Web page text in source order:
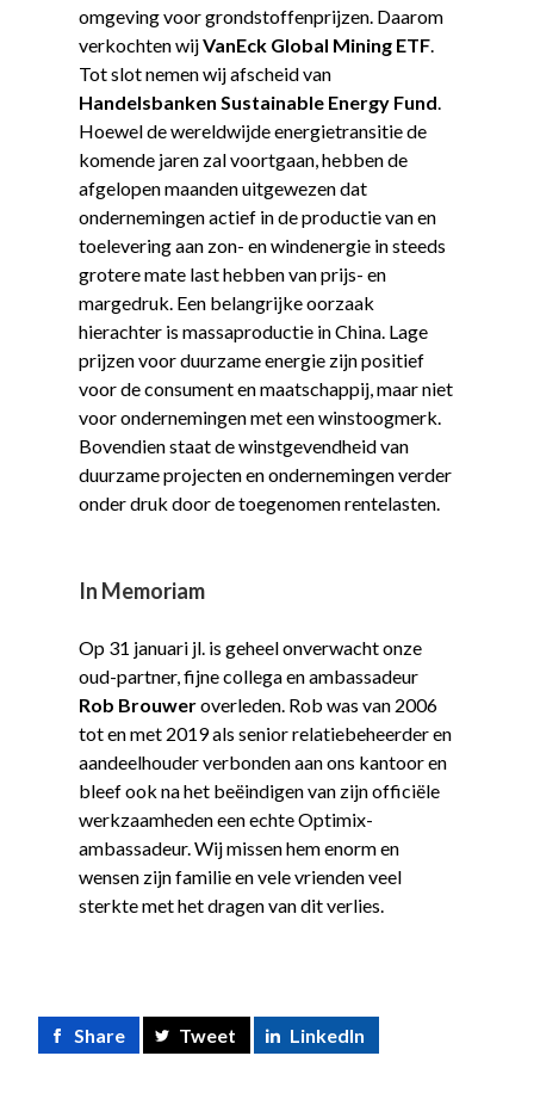
omgeving voor grondstoffenprijzen. Daarom
verkochten wijVanEck Global Mining ETF.
Tot slot nemen wij afscheid van
Handelsbanken Sustainable Energy Fund.
Hoewel de wereldwijde energietransitie de
komende jaren zal voortgaan, hebben de
afgelopen maanden uitgewezen dat
ondernemingen actief in de productie van en
toelevering aan zon- en windenergie in steeds
grotere mate last hebben van prijs- en
margedruk. Een belangrijke oorzaak
hierachter is massaproductie in China. Lage
prijzen voor duurzame energie zijn positief
voor de consument en maatschappij, maar niet
voor ondernemingen met een winstoogmerk.
Bovendien staat de winstgevendheid van
duurzame projecten en ondernemingen verder
onder druk door de toegenomen rentelasten.
In Memoriam
Op 31 januari jl. is geheel onverwacht onze
oud-partner, fijne collega en ambassadeur
Rob Brouweroverleden. Rob was van 2006
tot en met 2019 als senior relatiebeheerder en
aandeelhouder verbonden aan ons kantoor en
bleef ook na het beëindigen van zijn officiële
werkzaamheden een echte Optimix-
ambassadeur. Wij missen hem enorm en
wensen zijn familie en vele vrienden veel
sterkte met het dragen van dit verlies.
Share Tweet LinkedIn